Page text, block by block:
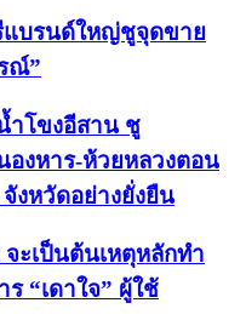
แบรนด์ใหญ่ชูจุดขาย
ณ์”
ำโขงอีสาน ชู
องหาร-ห้วยหลวงตอน
งหวัดอย่างยั่งยืน
จะเป็นต้นเหตุหลักทำ
“เดาใจ” ผู้ใช้